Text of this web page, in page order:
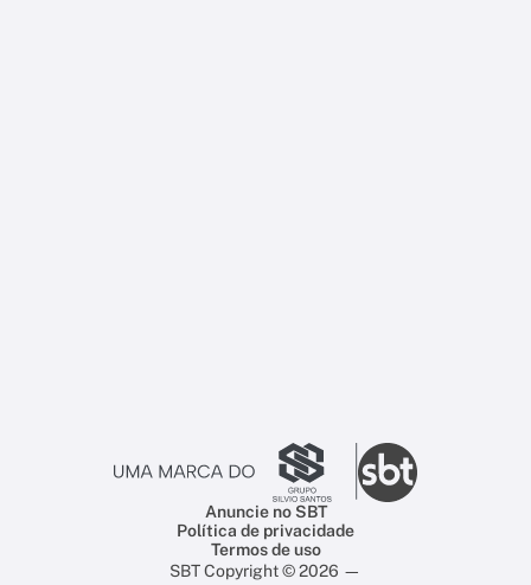
Anuncie no SBT
Política de privacidade
Termos de uso
SBT Copyright © 2026 —